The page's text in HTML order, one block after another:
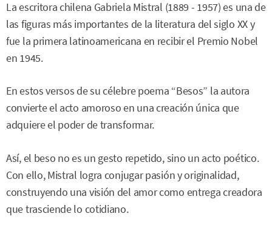
La escritora chilena Gabriela Mistral (1889 - 1957) es una de
las figuras más importantes de la literatura del siglo XX y
fue la primera latinoamericana en recibir el Premio Nobel
en 1945.
En estos versos de su célebre poema “Besos” la autora
convierte el acto amoroso en una creación única que
adquiere el poder de transformar.
Así, el beso no es un gesto repetido, sino un acto poético.
Con ello, Mistral logra conjugar pasión y originalidad,
construyendo una visión del amor como entrega creadora
que trasciende lo cotidiano.